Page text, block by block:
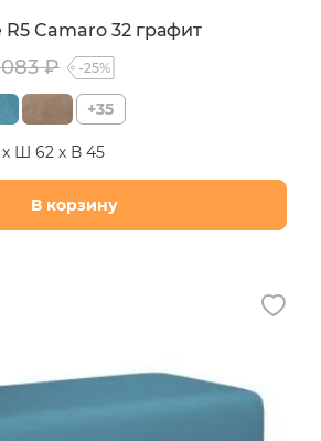
Camaro 32 графит
083 ₽ -25%
+35
Ш 62 х В 45
В корзину